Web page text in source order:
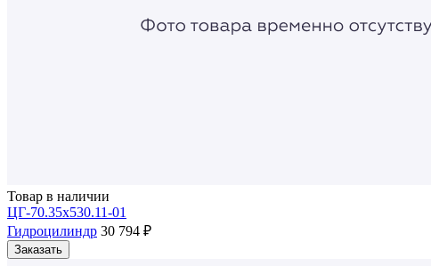
Товар в наличии
ЦГ-70.35х530.11-01
Гидроцилиндр 30 794 ₽
Заказать